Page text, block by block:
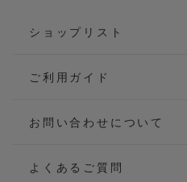
ショップリスト
ご利用ガイド
お問い合わせについて
よくあるご質問